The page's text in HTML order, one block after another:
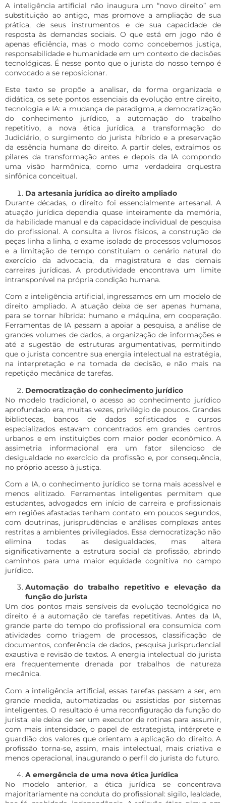
A inteligência artificial não inaugura um “novo direito” em
substituição ao antigo, mas promove a ampliação de sua
prática, de seus instrumentos e de sua capacidade de
resposta às demandas sociais. O que está em jogo não é
apenas eficiência, mas o modo como concebemos justiça,
responsabilidade e humanidade em um contexto de decisões
tecnológicas. É nesse ponto que o jurista do nosso tempo é
convocado a se reposicionar.
Este texto se propõe a analisar, de forma organizada e
didática, os sete pontos essenciais da evolução entre direito,
tecnologia e IA: a mudança de paradigma, a democratização
do conhecimento jurídico, a automação do trabalho
repetitivo, a nova ética jurídica, a transformação do
Judiciário, o surgimento do jurista híbrido e a preservação
da essência humana do direito. A partir deles, extraímos os
pilares da transformação antes e depois da IA compondo
uma visão harmônica, como uma verdadeira orquestra
sinfônica conceitual.
Da artesania jurídica ao direito ampliado
Durante décadas, o direito foi essencialmente artesanal. A
atuação jurídica dependia quase inteiramente da memória,
da habilidade manual e da capacidade individual de pesquisa
do profissional. A consulta a livros físicos, a construção de
peças linha a linha, o exame isolado de processos volumosos
e a limitação de tempo constituíam o cenário natural do
exercício da advocacia, da magistratura e das demais
carreiras jurídicas. A produtividade encontrava um limite
intransponível na própria condição humana.
Com a inteligência artificial, ingressamos em um modelo de
direito ampliado. A atuação deixa de ser apenas humana,
para se tornar híbrida: humano e máquina, em cooperação.
Ferramentas de IA passam a apoiar a pesquisa, a análise de
grandes volumes de dados, a organização de informações e
até a sugestão de estruturas argumentativas, permitindo
que o jurista concentre sua energia intelectual na estratégia,
na interpretação e na tomada de decisão, e não mais na
repetição mecânica de tarefas.
Democratização do conhecimento jurídico
No modelo tradicional, o acesso ao conhecimento jurídico
aprofundado era, muitas vezes, privilégio de poucos. Grandes
bibliotecas, bancos de dados sofisticados e cursos
especializados estavam concentrados em grandes centros
urbanos e em instituições com maior poder econômico. A
assimetria informacional era um fator silencioso de
desigualdade no exercício da profissão e, por consequência,
no próprio acesso à justiça.
Com a IA, o conhecimento jurídico se torna mais acessível e
menos elitizado. Ferramentas inteligentes permitem que
estudantes, advogados em início de carreira e profissionais
em regiões afastadas tenham contato, em poucos segundos,
com doutrinas, jurisprudências e análises complexas antes
restritas a ambientes privilegiados. Essa democratização não
elimina todas as desigualdades, mas altera
significativamente a estrutura social da profissão, abrindo
caminhos para uma maior equidade cognitiva no campo
jurídico.
Automação do trabalho repetitivo e elevação da
função do jurista
Um dos pontos mais sensíveis da evolução tecnológica no
direito é a automação de tarefas repetitivas. Antes da IA,
grande parte do tempo do profissional era consumida com
atividades como triagem de processos, classificação de
documentos, conferência de dados, pesquisa jurisprudencial
exaustiva e revisão de textos. A energia intelectual do jurista
era frequentemente drenada por trabalhos de natureza
mecânica.
Com a inteligência artificial, essas tarefas passam a ser, em
grande medida, automatizadas ou assistidas por sistemas
inteligentes. O resultado é uma reconfiguração da função do
jurista: ele deixa de ser um executor de rotinas para assumir,
com mais intensidade, o papel de estrategista, intérprete e
guardião dos valores que orientam a aplicação do direito. A
profissão torna-se, assim, mais intelectual, mais criativa e
menos operacional, inaugurando o perfil do jurista do futuro.
A emergência de uma nova ética jurídica
No modelo anterior, a ética jurídica se concentrava
majoritariamente na conduta do profissional: sigilo, lealdade,